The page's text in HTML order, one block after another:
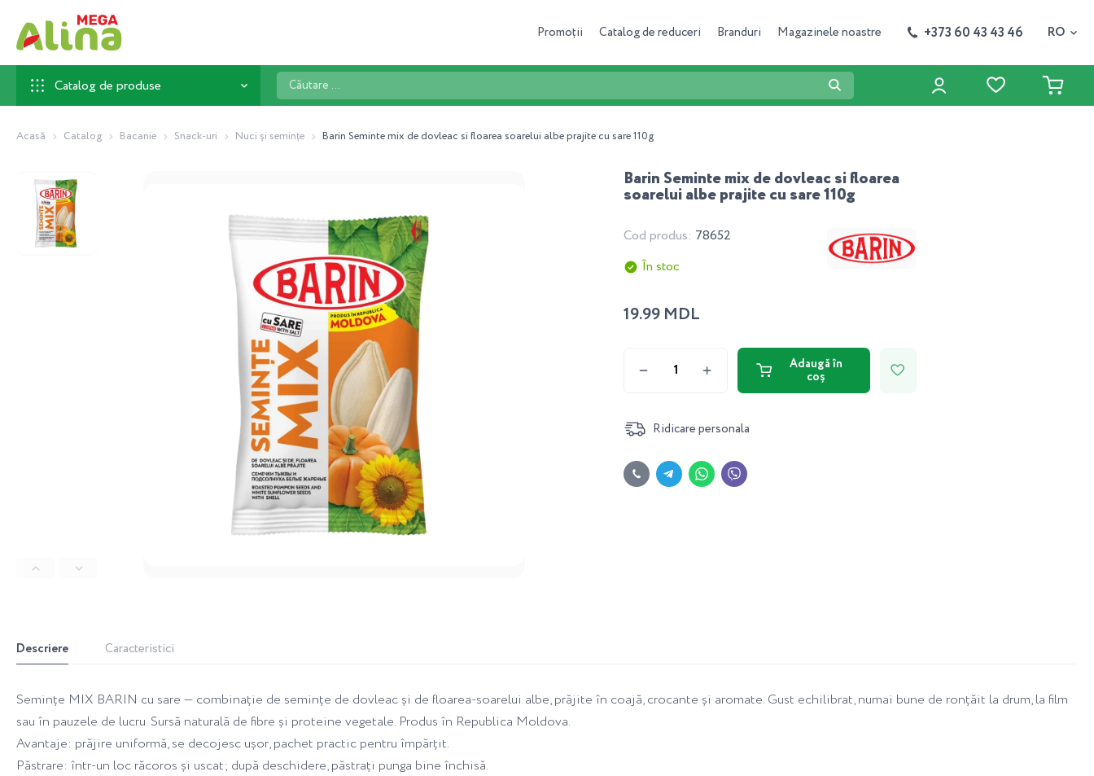
Promoții Catalog de reduceri Branduri Magazinele noastre +373 60 43 43 46 RO
Catalog de produse
Căutare
...
Acasă Catalog Bacanie Snack-uri Nuci și semințe Barin Seminte mix de dovleac si floarea soarelui albe prajite cu sare 110g
Barin Seminte mix de dovleac si floarea
soarelui albe prajite cu sare 110g
Cod produs: 78652
În stoc
19.99 MDL
Adaugă în
coș
Ridicare personala
Descriere Caracteristici
Semințe MIX BARIN cu sare — combinație de semințe de dovleac și de floarea-soarelui albe, prăjite în coajă, crocante și aromate. Gust echilibrat, numai bune de ronțăit la drum, la film
sau în pauzele de lucru. Sursă naturală de fibre și proteine vegetale. Produs în Republica Moldova.
Avantaje: prăjire uniformă, se decojesc ușor, pachet practic pentru împărțit.
Păstrare: într-un loc răcoros și uscat; după deschidere, păstrați punga bine închisă.